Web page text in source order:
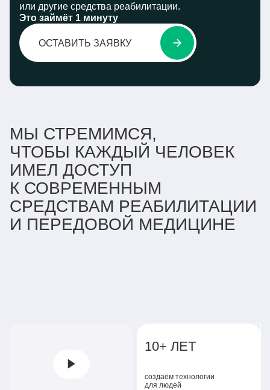
или другие средства реабилитации.
Это займёт 1 минуту
ОСТАВИТЬ ЗАЯВКУ
МЫ СТРЕМИМСЯ,
ЧТОБЫ КАЖДЫЙ ЧЕЛОВЕК
ИМЕЛ ДОСТУП
К СОВРЕМЕННЫМ
СРЕДСТВАМ РЕАБИЛИТАЦИИ
И ПЕРЕДОВОЙ МЕДИЦИНЕ
10+ ЛЕТ
создаём технологии
для людей